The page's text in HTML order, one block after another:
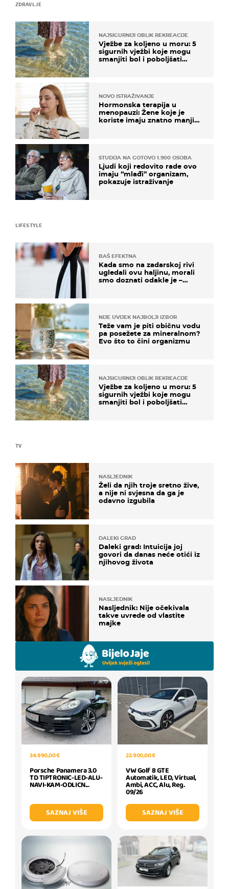
ZDRAVLJE
NAJSIGURNIJI OBLIK REKREACIJE
Vježbe za koljeno u moru: 5
sigurnih vježbi koje mogu
smanjiti bol i poboljšati
NOVO ISTRAŽIVANJE
Hormonska terapija u
menopauzi: Žene koje je
koriste imaju znatno manji
STUDIJA NA GOTOVO 1.900 OSOBA
Ljudi koji redovito rade ovo
imaju “mlađi” organizam,
pokazuje istraživanje
TV
NASLJEDNIK
Želi da njih troje sretno žive,
a nije ni svjesna da ga je
odavno izgubila
DALEKI GRAD
Daleki grad: Intuicija joj
govori da danas neće otići iz
njihovog života
NASLJEDNIK
Nasljednik: Nije očekivala
takve uvrede od vlastite
majke
LIFESTYLE
BAŠ EFEKTNA
Kada smo na zadarskoj rivi
ugledali ovu haljinu, morali
smo doznati odakle je –
NIJE UVIJEK NAJBOLJI IZBOR
Teže vam je piti običnu vodu
pa posežete za mineralnom?
Evo što to čini organizmu
NAJSIGURNIJI OBLIK REKREACIJE
Vježbe za koljeno u moru: 5
sigurnih vježbi koje mogu
smanjiti bol i poboljšati
34.990,00 €
Porsche Panamera 3.0
TD TIPTRONIC-LED-ALU-
NAVI-KAM-ODLICN...
SAZNAJ VIŠE
22.900,00 €
VW Golf 8 GTE
Automatik, LED, Virtual,
Ambi, ACC, Alu, Reg.
09/26
SAZNAJ VIŠE